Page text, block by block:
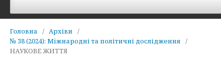
Головна / Архіви
/
№ 38 (2024): Міжнародні та політичні дослідження
/
НАУКОВЕ ЖИТТЯ